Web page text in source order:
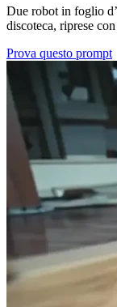
Due robot in foglio
discoteca, riprese
Prova questo prompt